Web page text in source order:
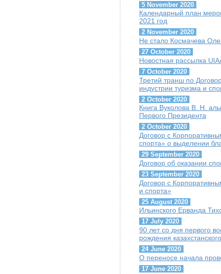
5 November 2020
Календарный план
2021 год
2 November 2020
Не стало Космачева
27 October 2020
Новостная рассылка
7 October 2020
Третий транш по
индустрии туризма и
2 October 2020
Книга Вуколова В. Н.
Первого Президента
2 October 2020
Договор с
спорта» о выделении
29 September 2020
Договор об оказании
23 September 2020
Договор с
и спорта»
25 August 2020
Ильинского Ерванда
17 July 2020
90 лет со дня первого
рождения
24 June 2020
О переносе начала
17 June 2020